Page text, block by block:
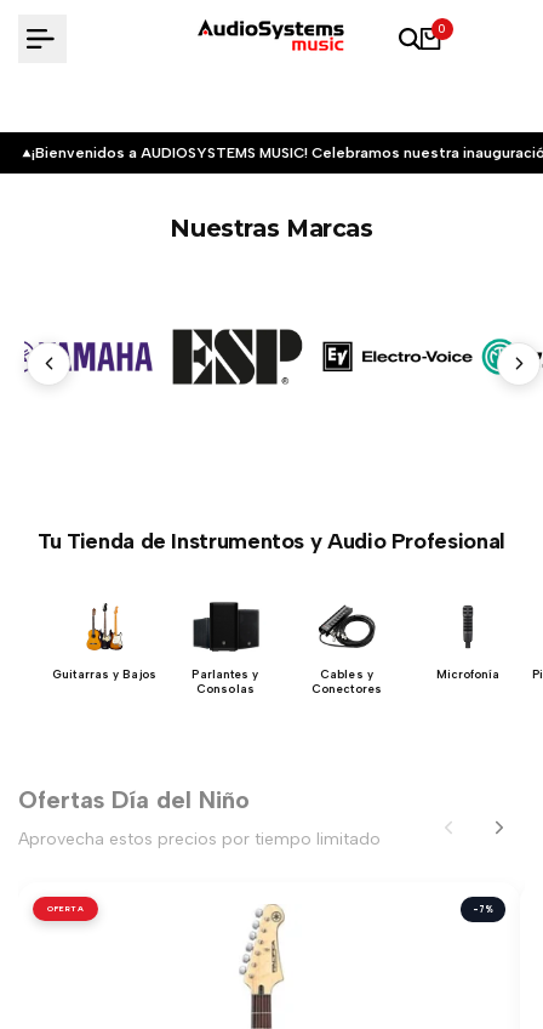
0
¡Bienvenidos a AUDIOSYSTEMS MUSIC! Celebramos nuestra
Nuestras Marcas
Tu Tienda de Instrumentos y Audio Profesional
Guitarras y Bajos
Parlantes y
Consolas
Cables y
Conectores
Microfonía
Ofertas Día del Niño
Aprovecha estos precios por tiempo limitado
OFERTA -7%